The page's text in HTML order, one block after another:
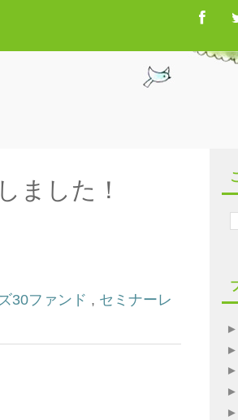
ました！
30ファンド , セミナーレ
►
►
►
►
►